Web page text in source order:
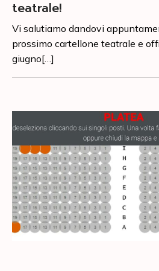
teatrale!
Vi salutiamo dandovi
prossimo cartellone teatrale e
giugno[…]